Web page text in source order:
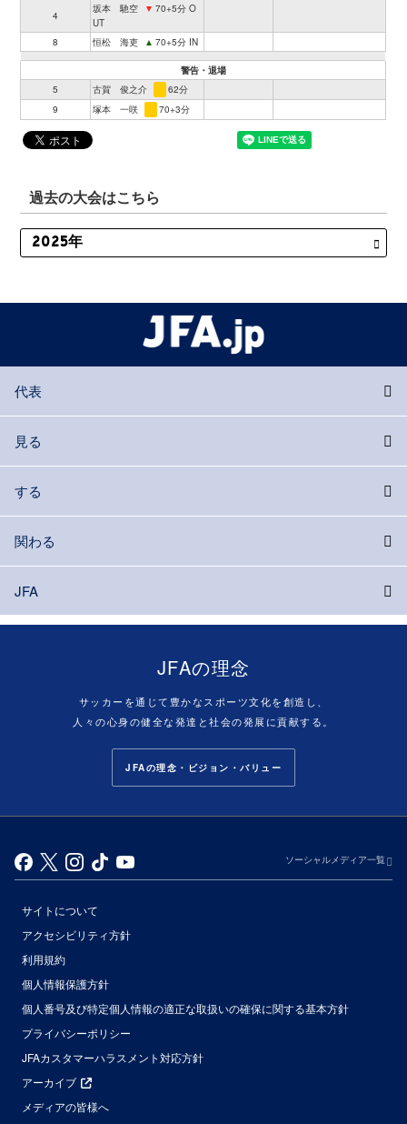
4
坂本 馳空 ▼ 70+5分 O
UT
8
恒松 海吏 ▲ 70+5分 IN
警告・退場
5
古賀 俊之介
62分
9
塚本 一咲 70+3分
過去の大会はこちら
代表
見る
する
関わる
JFA
JFAの理念
サッカーを通じて豊かなスポーツ文化を創造し、
人々の心身の健全な発達と社会の発展に貢献する。
JFAの理念・ビジョン・バリュー
ソーシャルメディア一覧
サイトについて
アクセシビリティ方針
利用規約
個人情報保護方針
個人番号及び特定個人情報の適正な取扱いの確保に関する基本方針
プライバシーポリシー
JFAカスタマーハラスメント対応方針
アーカイブ
メディアの皆様へ